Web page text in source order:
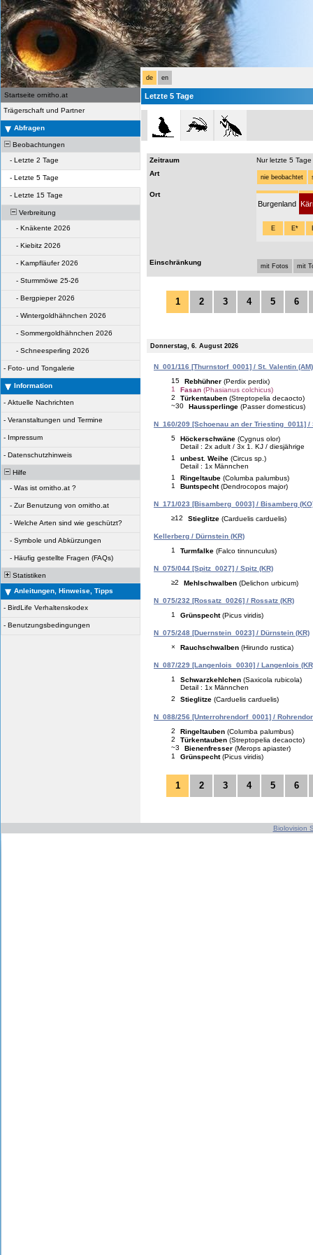
de en
Startseite ornitho.at
Trägerschaft und Partner
Abfragen
Beobachtungen
- Letzte 2 Tage
- Letzte 5 Tage
- Letzte 15 Tage
Verbreitung
- Knäkente 2026
- Kiebitz 2026
- Kampfläufer 2026
- Sturmmöwe 25-26
- Bergpieper 2026
- Wintergoldhähnchen 2026
- Sommergoldhähnchen 2026
- Schneesperling 2026
- Foto- und Tongalerie
Information
- Aktuelle Nachrichten
- Veranstaltungen und Termine
- Impressum
- Datenschutzhinweis
Hilfe
- Was ist ornitho.at ?
- Zur Benutzung von ornitho.at
- Welche Arten sind wie geschützt?
- Symbole und Abkürzungen
- Häufig gestellte Fragen (FAQs)
Statistiken
Anleitungen, Hinweise, Tipps
- BirdLife Verhaltenskodex
- Benutzungsbedingungen
Letzte 5 Tage
Zeitraum
Nur letzte 5 Tage
Art
nie beobachtet
Ort
Burgenland
E E*
Einschränkung mit Fotos mit
1 2 3 4 5 6
Donnerstag, 6. August 2026
N_001/116 [Thurnstorf_0001] / St. Valentin (AM)
15
Rebhühner (Perdix perdix)
1
Fasan (Phasianus colchicus)
2
Türkentauben (Streptopelia decaocto)
~30
Haussperlinge (Passer domesticus)
N_160/209 [Schoenau an der Triesting_0011]
5
Höckerschwäne (Cygnus olor)
Detail : 2x adult / 3x 1. KJ / diesjährige
1
unbest. Weihe (Circus sp.)
Detail : 1x Männchen
1
Ringeltaube (Columba palumbus)
1
Buntspecht (Dendrocopos major)
N_171/023 [Bisamberg_0003] / Bisamberg
≥12
Stieglitze (Carduelis carduelis)
Kellerberg / Dürnstein (KR)
1
Turmfalke (Falco tinnunculus)
N_075/044 [Spitz_0027] / Spitz (KR)
≥2
Mehlschwalben (Delichon urbicum)
N_075/232 [Rossatz_0026] / Rossatz (KR)
1
Grünspecht (Picus viridis)
N_075/248 [Duernstein_0023] / Dürnstein (KR)
×
Rauchschwalben (Hirundo rustica)
N_087/229 [Langenlois_0030] / Langenlois
1
Schwarzkehlchen (Saxicola rubicola)
Detail : 1x Männchen
2
Stieglitze (Carduelis carduelis)
N_088/256 [Unterrohrendorf_0001] /
2
Ringeltauben (Columba palumbus)
2
Türkentauben (Streptopelia decaocto)
~3
Bienenfresser (Merops apiaster)
1
Grünspecht (Picus viridis)
1 2 3 4 5 6
Biolovision